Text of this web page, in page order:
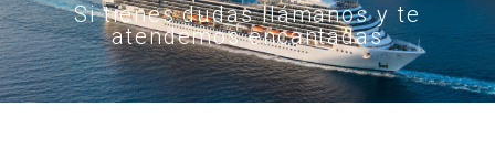
Si tienes dudas llámanos y te
atendemos encantadas